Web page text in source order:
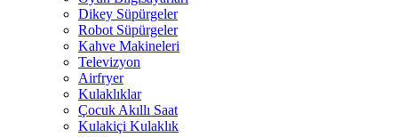
Dikey Süpürgeler
Robot Süpürgeler
Kahve Makineleri
Televizyon
Airfryer
Kulaklıklar
Çocuk Akıllı Saat
Kulakiçi Kulaklık